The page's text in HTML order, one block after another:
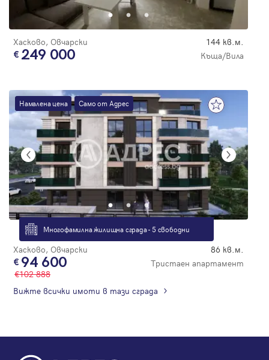
Хасково, Овчарски 144 кв.м.
249 000 Къща/Вила
Намалена цена Само от Адрес
Многофамилна жилищна сграда - 5 свободни
Хасково, Овчарски 86 кв.м.
94 600
Тристаен апартамент
102 888
Вижте всички имоти в тази сграда